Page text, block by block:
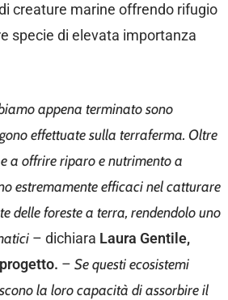
creature marine offrendo rifugio
specie di elevata importanza
appena terminato sono
effettuate sulla terraferma. Oltre
a offrire riparo e nutrimento a
estremamente efficaci nel catturare
delle foreste a terra, rendendolo uno
– dichiara Laura Gentile,
– Se questi ecosistemi
la loro capacità di assorbire il